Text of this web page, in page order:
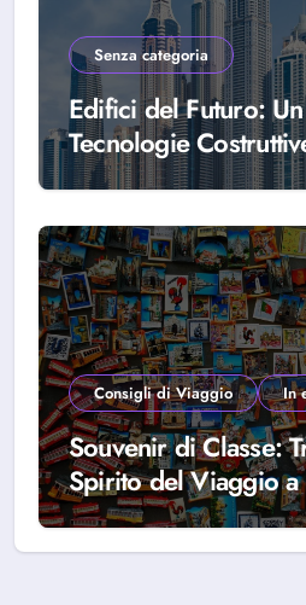
Senza categoria
Edifici del Futuro:
Tecnologie
Consigli di Viaggio In
Souvenir di Classe:
Spirito del Viaggio a